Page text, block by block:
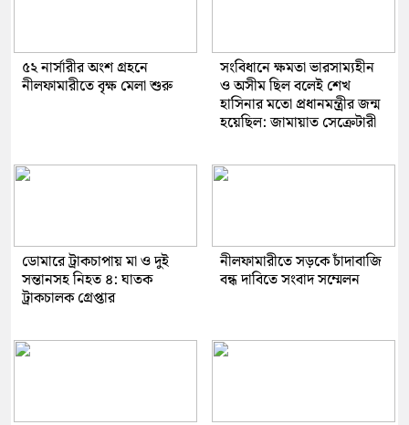
৫২ নার্সারীর অংশ গ্রহনে
নীলফামারীতে বৃক্ষ মেলা শুরু
সংবিধানে ক্ষমতা ভারসাম্যহীন
ও অসীম ছিল বলেই শেখ
হাসিনার মতো প্রধানমন্ত্রীর জন্ম
হয়েছিল: জামায়াত সেক্রেটারী
ডোমারে ট্রাকচাপায় মা ও দুই
সন্তানসহ নিহত ৪: ঘাতক
ট্রাকচালক গ্রেপ্তার
নীলফামারীতে সড়কে চাঁদাবাজি
বন্ধ দাবিতে সংবাদ সম্মেলন